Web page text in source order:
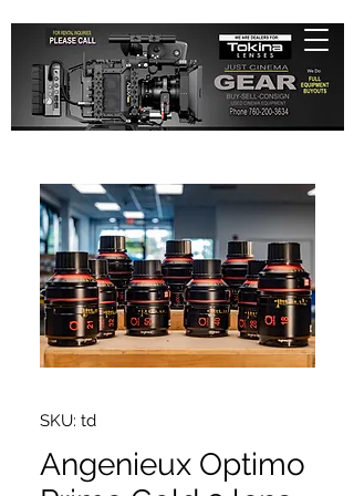
SKU: td
Angenieux Optimo